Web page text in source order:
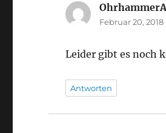
Februar 20,
Leider gibt es noch
Antworten